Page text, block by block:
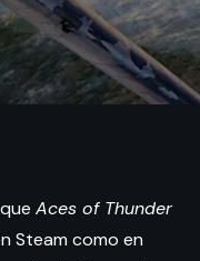
Aces of Thunder
Steam como en